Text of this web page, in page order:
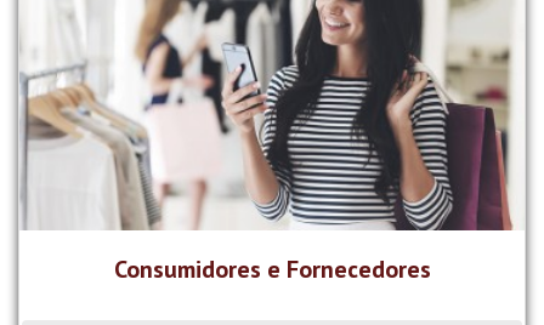
Consumidores e Fornecedores